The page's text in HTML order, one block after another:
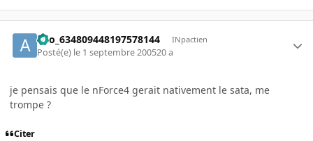
ano_634809448197578144 INpactien
Posté(e) le 1 septembre 200520 a
je pensais que le nForce4 gerait nativement le sata, me
trompe ?
Citer